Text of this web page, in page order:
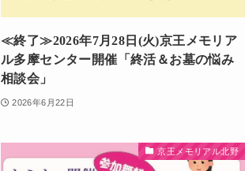
≪終了≫2026年7月28日(火)京王メモリア
ル多摩センター開催「終活＆お墓の悩み
相談会」
2026年6月22日
京王メモリアル北野